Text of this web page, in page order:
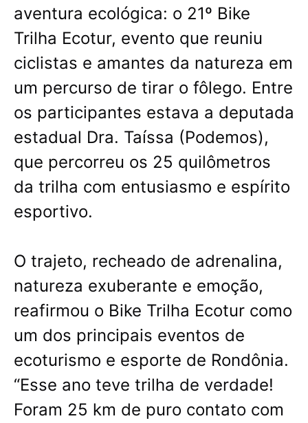
aventura ecológica: o 21º Bike
Trilha Ecotur, evento que reuniu
ciclistas e amantes da natureza em
um percurso de tirar o fôlego. Entre
os participantes estava a deputada
estadual Dra. Taíssa (Podemos),
que percorreu os 25 quilômetros
da trilha com entusiasmo e espírito
esportivo.
O trajeto, recheado de adrenalina,
natureza exuberante e emoção,
reafirmou o Bike Trilha Ecotur como
um dos principais eventos de
ecoturismo e esporte de Rondônia.
“Esse ano teve trilha de verdade!
Foram 25 km de puro contato com